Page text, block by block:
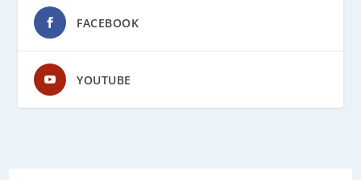
FACEBOOK
YOUTUBE